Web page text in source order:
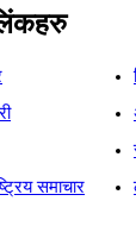
समाचार